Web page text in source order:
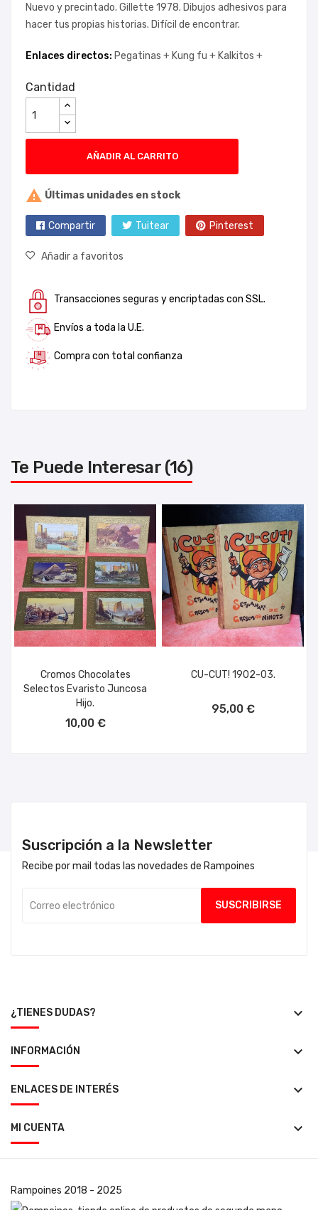
Nuevo y precintado. Gillette 1978. Dibujos adhesivos para
hacer tus propias historias. Difícil de encontrar.
Enlaces directos: Pegatinas + Kung fu + Kalkitos +
Cantidad
AÑADIR AL CARRITO
 Últimas unidades en stock
Compartir Tuitear Pinterest
Añadir a favoritos
Transacciones seguras y encriptadas con SSL.
Envíos a toda la U.E.
Compra con total confianza
Te Puede Interesar (16)
Cromos Chocolates
Selectos Evaristo Juncosa
Hijo.
10,00 €
CU-CUT! 1902-03.
95,00 €
Suscripción a la Newsletter
Recibe por mail todas las novedades de Rampoines
¿TIENES DUDAS? keyboard_arrow_down
INFORMACIÓN keyboard_arrow_down
ENLACES DE INTERÉS keyboard_arrow_down
MI CUENTA keyboard_arrow_down
Rampoines 2018 - 2025